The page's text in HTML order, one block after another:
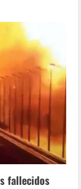
fallecidos